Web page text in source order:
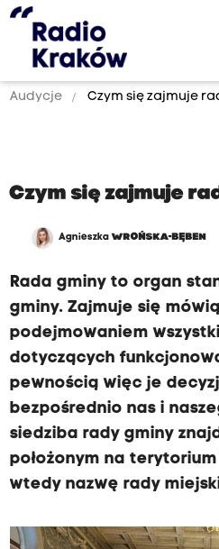
Audycje Czym się zajmuje
Czym się zajmuje
AgnieszkaWROŃSKA-BĘBEN
Rada gminy to organ
gminy. Zajmuje się
podejmowaniem
dotyczących
pewnością więc je
bezpośrednio nas i
siedziba rady gminy
położonym na
wtedy nazwę rady